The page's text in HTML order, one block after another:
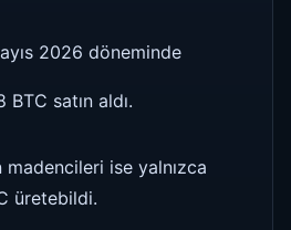
2026 döneminde
satın aldı.
madencileri ise yalnızca
üretebildi.